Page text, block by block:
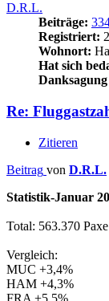
D.R.L.
Beiträge:
Registriert:
Wohnort:
Hat sich
Re:
Zitieren
Beitrag von D.R.L.
Statistik-Januar
Total: 563.370
Vergleich:
MUC +3,4%
HAM +4,3%
FRA +5,5%